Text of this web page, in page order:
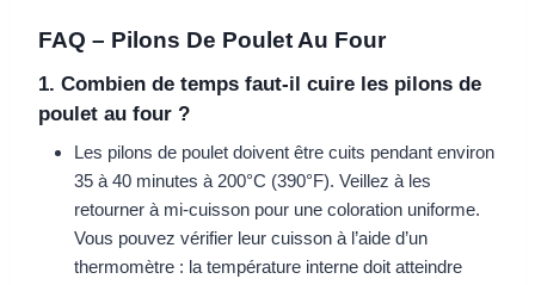
FAQ – Pilons De Poulet Au Four
1. Combien de temps faut-il cuire les pilons de
poulet au four ?
Les pilons de poulet doivent être cuits pendant environ
35 à 40 minutes à 200°C (390°F). Veillez à les
retourner à mi-cuisson pour une coloration uniforme.
Vous pouvez vérifier leur cuisson à l’aide d’un
thermomètre : la température interne doit atteindre